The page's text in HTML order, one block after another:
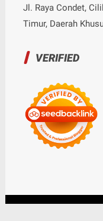
Jl. Raya Condet,
Timur, Daerah
VERIFIED